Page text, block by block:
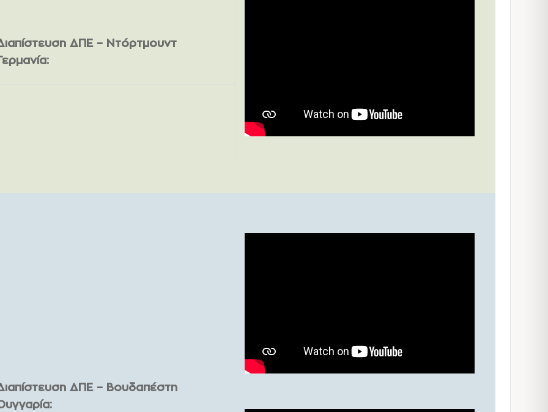
ΔΠΕ – Ντόρτμουντ
ΔΠΕ – Βουδαπέστη